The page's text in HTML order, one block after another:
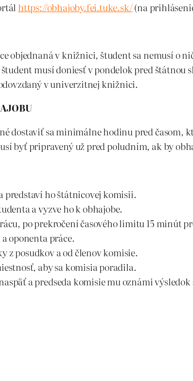
https://obhajoby.fei.tuke.sk/(na
objednaná v knižnici, študent sa nemusí o
musí doniesť v pondelok pred
v univerzitnej knižnici.
dostaviť sa minimálne hodinu pred časom,
byť pripravený už pred poludním, ak by
predstaví ho štátnicovej komisii.
a vyzve ho k obhajobe.
po prekročení časového limitu 15 minút
oponenta práce.
z posudkov a od členov komisie.
aby sa komisia poradila.
a predseda komisie mu oznámi